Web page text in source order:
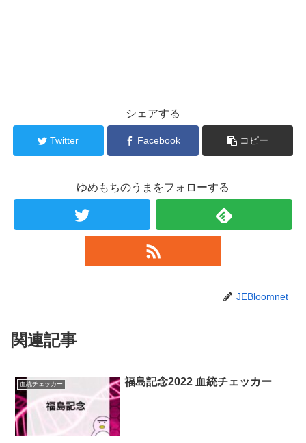
シェアする
Twitter Facebook コピー
ゆめもちのうまをフォローする
JEBloomnet
関連記事
血統チェッカー 福島記念2022 血統チェッカー